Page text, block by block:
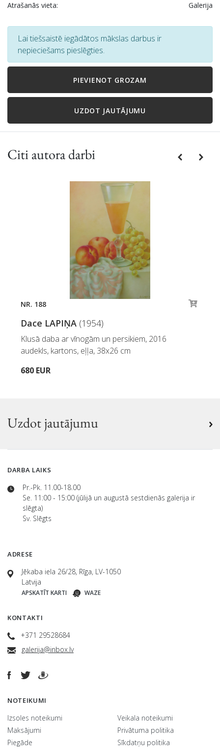
Atrašanās vieta: Galerija
Lai tiešsaistē iegādātos mākslas darbus ir
nepieciešams pieslēgties.
PIEVIENOT GROZAM
UZDOT JAUTĀJUMU
Citi autora darbi PreviousNext
NR. 188
Dace LAPIŅA (1954)
Klusā daba ar vīnogām un persikiem, 2016
audekls, kartons, eļļa, 38x26 cm
680 EUR
Uzdot jautājumu
DARBA LAIKS
Pr.-Pk. 11.00-18.00
Se. 11:00 - 15:00 (jūlijā un augustā sestdienās galerija ir
slēgta)
Sv. Slēgts
ADRESE
Jēkaba iela 26/28, Rīga, LV-1050
Latvija
APSKATĪT KARTI WAZE
KONTAKTI
+371 29528684
galerija@inbox.lv
NOTEIKUMI
Izsoles noteikumi
Maksājumi
Piegāde
Veikala noteikumi
Privātuma politika
Sīkdatņu politika